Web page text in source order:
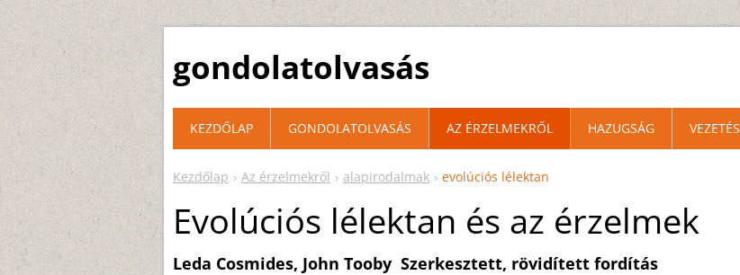
gondolatolvasás
Kezdőlap Az érzelmekről alapirodalmak evolúciós lélektan
Evolúciós lélektan és az érzelmek
Leda Cosmides, John Tooby Szerkesztett, rövidített fordítás
KEZDŐLAP GONDOLATOLVASÁS AZ ÉRZELMEKRŐL HAZUGSÁG VEZETÉS